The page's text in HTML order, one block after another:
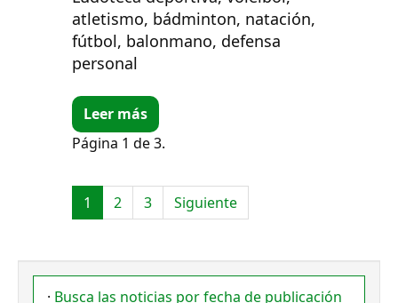
atletismo, bádminton, natación,
fútbol, balonmano, defensa
personal
Leer más
Página 1 de 3.
1 2 3 Siguiente
· Busca las noticias por fecha de publicación